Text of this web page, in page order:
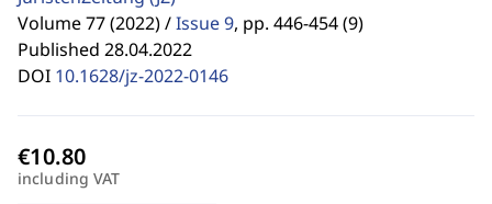
Volume 77 (2022) /Issue 9, pp. 446-454 (9)
Published 28.04.2022
DOI 10.1628/jz-2022-0146
including VAT